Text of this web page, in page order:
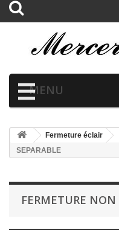
MENU
Fermeture éclair
SEPARABLE
FERMETURE NON